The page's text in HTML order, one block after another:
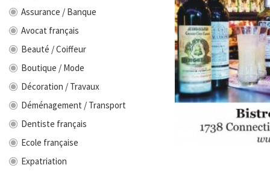
Assurance / Banque
Avocat français
Beauté / Coiffeur
Boutique / Mode
Décoration / Travaux
Déménagement / Transport
Dentiste français
Ecole française
Expatriation